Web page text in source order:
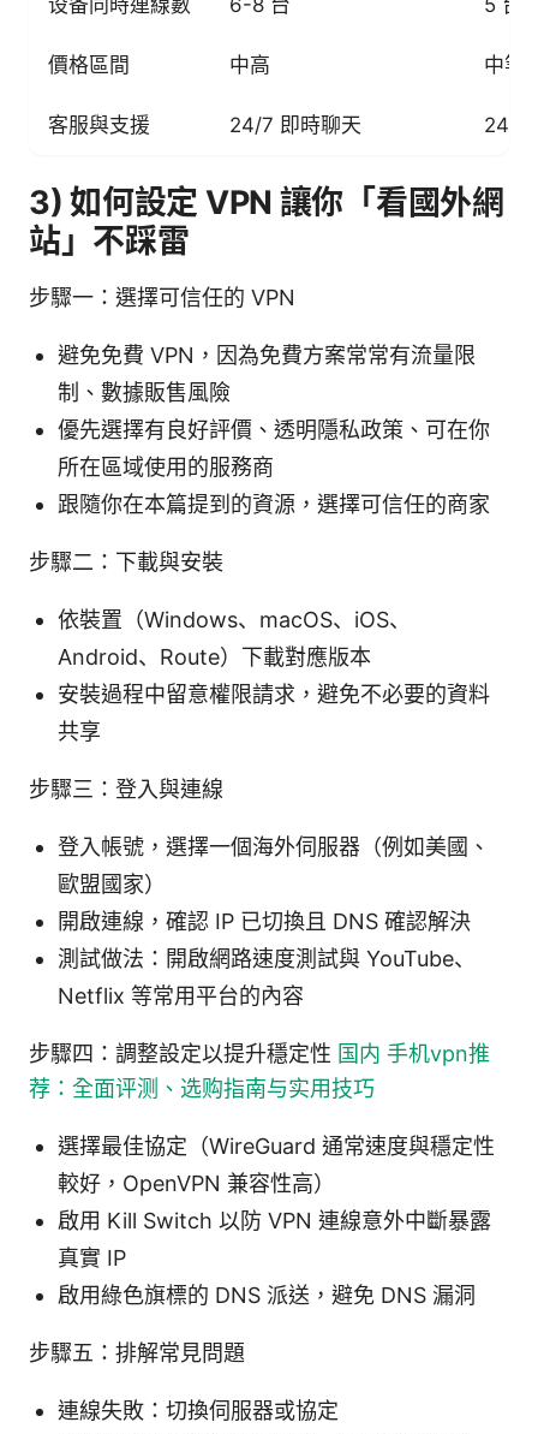
设备同時連線數 6-8 台 5 台
價格區間 中高 中等
客服與支援 24/7 即時聊天 24/7
3) 如何設定 VPN 讓你「看國外網
站」不踩雷
步驟一：選擇可信任的 VPN
避免免費 VPN，因為免費方案常常有流量限
制、數據販售風險
優先選擇有良好評價、透明隱私政策、可在你
所在區域使用的服務商
跟隨你在本篇提到的資源，選擇可信任的商家
步驟二：下載與安裝
依裝置（Windows、macOS、iOS、
Android、Route）下載對應版本
安裝過程中留意權限請求，避免不必要的資料
共享
步驟三：登入與連線
登入帳號，選擇一個海外伺服器（例如美國、
歐盟國家）
開啟連線，確認 IP 已切換且 DNS 確認解決
測試做法：開啟網路速度測試與 YouTube、
Netflix 等常用平台的內容
步驟四：調整設定以提升穩定性 国内 手机vpn推
荐：全面评测、选购指南与实用技巧
選擇最佳協定（WireGuard 通常速度與穩定性
較好，OpenVPN 兼容性高）
啟用 Kill Switch 以防 VPN 連線意外中斷暴露
真實 IP
啟用綠色旗標的 DNS 派送，避免 DNS 漏洞
步驟五：排解常見問題
連線失敗：切換伺服器或協定